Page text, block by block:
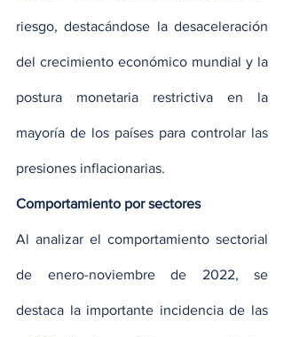
riesgo, destacándose la desaceleración
del crecimiento económico mundial y la
postura monetaria restrictiva en la
mayoría de los países para controlar las
presiones inflacionarias.
Comportamiento por sectores
Al analizar el comportamiento sectorial
de enero-noviembre de 2022, se